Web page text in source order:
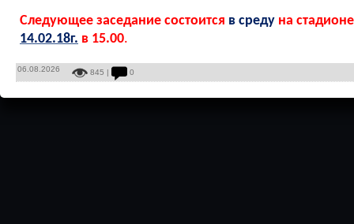
Следующее заседание состоится в среду на
14.02.18г. в 15.00.
06.08.2026 845 | 0